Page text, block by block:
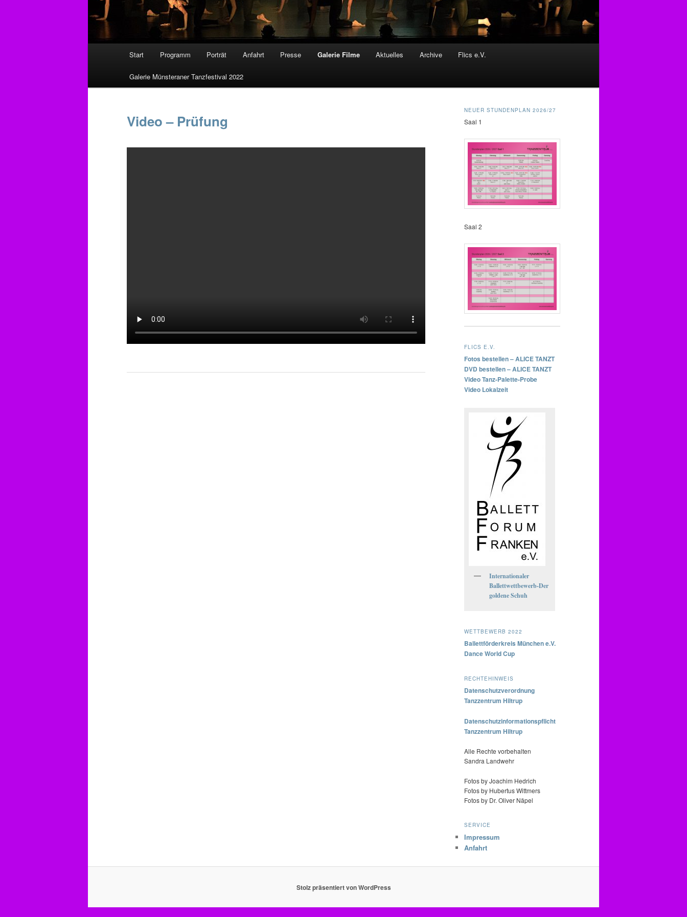
Zum
primären
Start Programm Porträt Anfahrt Presse Galerie Filme Aktuelles Archive Flics e.V.
Galerie Münsteraner Tanzfestival 2022
Video – Prüfung
NEUER STUNDENPLAN 2026/27
Saal 1
Saal 2
FLICS E.V.
Fotos bestellen – ALICE TANZT
DVD bestellen – ALICE TANZT
Video Tanz-Palette-Probe
Video Lokalzeit
Internationaler
Ballettwettbewerb-Der
goldene Schuh
WETTBEWERB 2022
Ballettförderkreis München e.V.
Dance World Cup
RECHTEHINWEIS
Datenschutzverordnung
Tanzzentrum Hiltrup
Datenschutzinformationspflicht
Tanzzentrum Hiltrup
Alle Rechte vorbehalten
Sandra Landwehr
Fotos by Joachim Hedrich
Fotos by Hubertus Wittmers
Fotos by Dr. Oliver Näpel
SERVICE
Impressum
Anfahrt
Stolz präsentiert von WordPress